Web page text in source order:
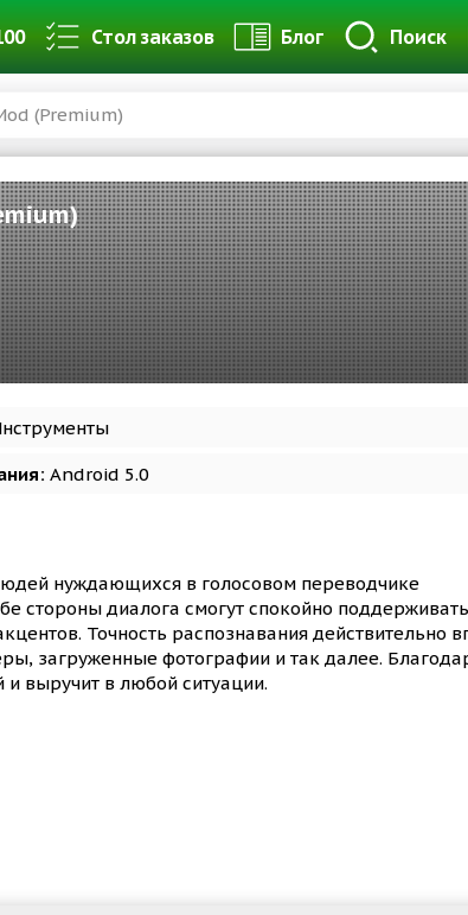
Стол заказов Блог Поиск
(Premium)
Android 5.0
нуждающихся в голосовом переводчике
стороны диалога смогут спокойно
Точность распознавания действительно
загруженные фотографии и так далее.
и выручит в любой ситуации.